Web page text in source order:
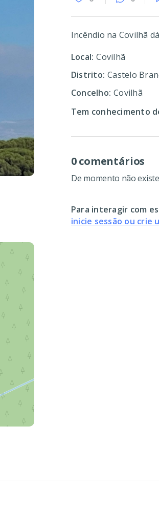
Incêndio na Covilhã
Local: Covilhã
Distrito: Castelo
Concelho: Covilhã
Tem conhecimento
0 comentários
De momento não
Para interagir com
inicie sessão ou crie